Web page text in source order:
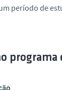
período de
programa